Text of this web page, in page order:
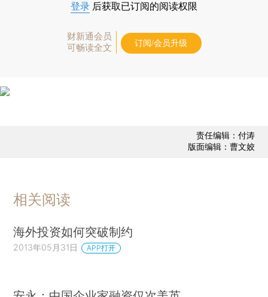
登录 后获取已订阅的阅读权限
财新通会员
可畅读全文
订阅/会员升级
责任编辑：付涛
版面编辑：曹文姣
相关阅读
海外投资如何突破制约
2013年05月31日 APP打开